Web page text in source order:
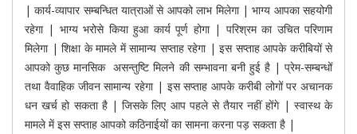
| कार्य-व्यापार सम्बन्धित यात्राओं से आपको लाभ मिलेगा | भाग्य आपका सहयोगी
रहेगा | भाग्य भरोसे किया हुआ कार्य पूर्ण होगा | परिश्रम का उचित परिणाम
मिलेगा | शिक्षा के मामले में सामान्य सप्ताह रहेगा | इस सप्ताह आपके करीबियों से
आपको कुछ मानसिक असन्तुष्टि मिलने की सम्भावना बनी हुई है | प्रेम-सम्बन्धों
तथा वैवाहिक जीवन सामान्य रहेगा | इस सप्ताह आपके करीबी लोगों पर अचानक
धन खर्च हो सकता है | जिसके लिए आप पहले से तैयार नहीं होंगे | स्वास्थ के
मामले में इस सप्ताह आपको कठिनाईयों का सामना करना पड़ सकता है |